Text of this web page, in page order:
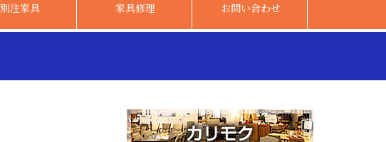
別注家具 家具修理 お問い合わせ